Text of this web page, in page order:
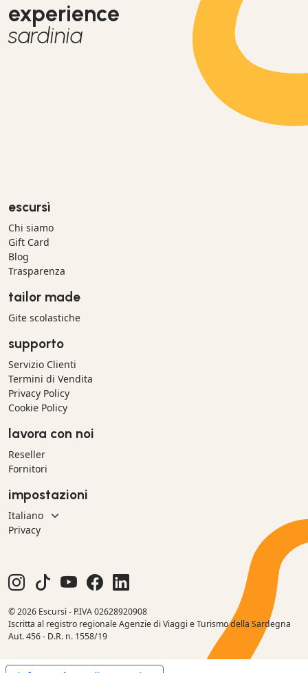
experience
sardinia
escursì
Chi siamo
Gift Card
Blog
Trasparenza
tailor made
Gite scolastiche
supporto
Servizio Clienti
Termini di Vendita
Privacy Policy
Cookie Policy
lavora con noi
Reseller
Fornitori
impostazioni
Privacy
© 2026 Escursì - P.IVA 02628920908
Iscritta al registro regionale Agenzie di Viaggi e Turismo della Sardegna
Aut. 456 - D.R. n. 1558/19